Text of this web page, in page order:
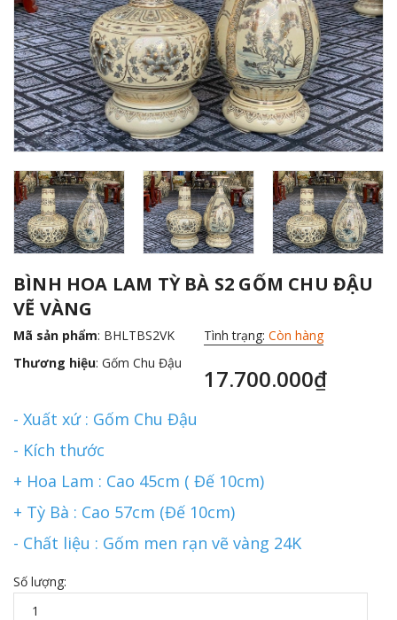
BÌNH HOA LAM TỲ BÀ S2 GỐM CHU ĐẬU
VẼ VÀNG
Mã sản phẩm: BHLTBS2VK
Thương hiệu: Gốm Chu Đậu
Tình trạng: Còn hàng
17.700.000₫
- Xuất xứ : Gốm Chu Đậu
- Kích thước
+ Hoa Lam : Cao 45cm ( Đế 10cm)
+ Tỳ Bà : Cao 57cm (Đế 10cm)
- Chất liệu : Gốm men rạn vẽ vàng 24K
Số lượng: